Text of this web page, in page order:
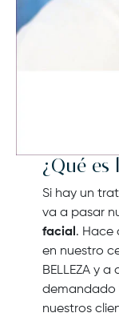
¿Qué es
Si hay un
va a pasar
facial . Hace
en nuestro
BELLEZA y
demandado
nuestros